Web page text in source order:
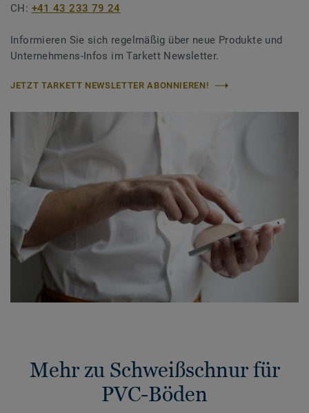
CH: +41 43 233 79 24
Informieren Sie sich regelmäßig über neue Produkte und
Unternehmens-Infos im Tarkett Newsletter.
JETZT TARKETT NEWSLETTER ABONNIEREN!
Mehr zu Schweißschnur für
PVC-Böden